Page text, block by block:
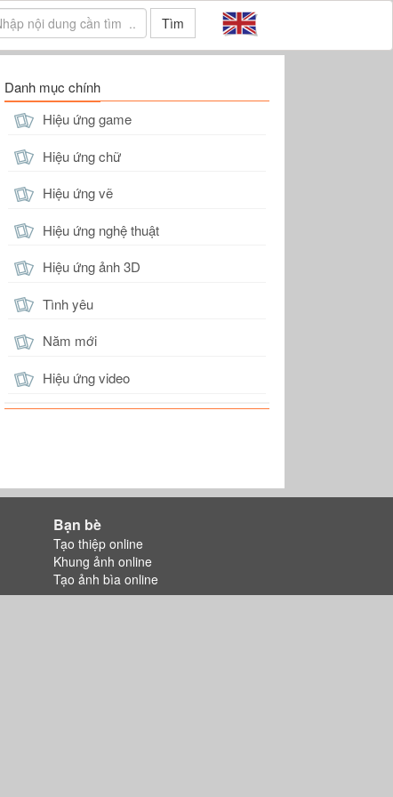
Tìm
Danh mục chính
Hiệu ứng game
Hiệu ứng chữ
Hiệu ứng vẽ
Hiệu ứng nghệ thuật
Hiệu ứng ảnh 3D
Tình yêu
Năm mới
Hiệu ứng video
Bạn bè
Tạo thiệp online
Khung ảnh online
Tạo ảnh bìa online